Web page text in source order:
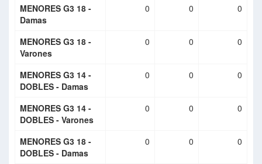
MENORES G3 18 -
Damas
0 0 0
MENORES G3 18 -
Varones
0 0 0
MENORES G3 14 -
DOBLES - Damas
0 0 0
MENORES G3 14 -
DOBLES - Varones
0 0 0
MENORES G3 18 -
DOBLES - Damas
0 0 0